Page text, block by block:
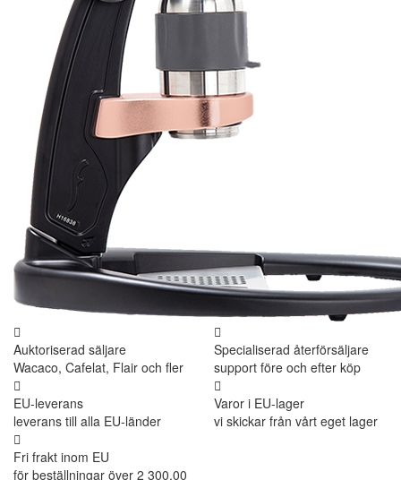
Auktoriserad säljare
Wacaco, Cafelat, Flair och fler
Specialiserad återförsäljare
support före och efter köp
EU-leverans
leverans till alla EU-länder
Varor i EU-lager
vi skickar från vårt eget lager
Fri frakt inom EU
för beställningar över 2 300,00